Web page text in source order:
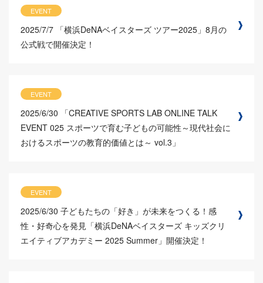
EVENT
2025/7/7 「横浜DeNAベイスターズ ツアー2025」8月の
公式戦で開催決定！
EVENT
2025/6/30
「CREATIVE SPORTS LAB ONLINE TALK
EVENT 025 スポーツで育む子どもの可能性～現代社会に
おけるスポーツの教育的価値とは～ vol.3」
EVENT
2025/6/30 子どもたちの「好き」が未来をつくる！感
性・好奇心を発見「横浜DeNAベイスターズ キッズクリ
エイティブアカデミー 2025 Summer」開催決定！